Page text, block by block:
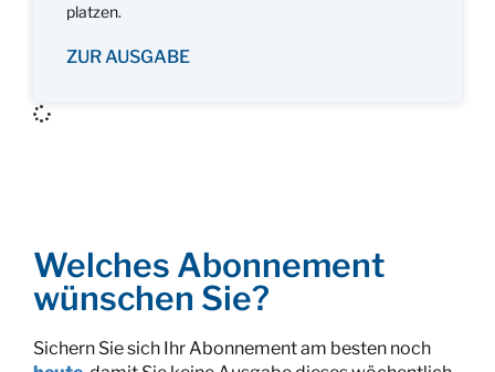
platzen.
ZUR AUSGABE
Welches Abonnement
wünschen Sie?
Sichern Sie sich Ihr Abonnement am besten noch